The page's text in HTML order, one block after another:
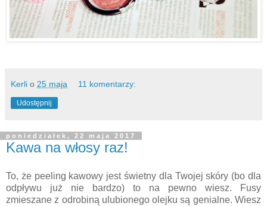
Kerli o 25 maja 11 komentarzy:
Udostępnij
poniedziałek, 22 maja 2017
Kawa na włosy raz!
To, że peeling kawowy jest świetny dla Twojej skóry (bo dla
odpływu już nie bardzo) to na pewno wiesz. Fusy
zmieszane z odrobiną ulubionego olejku są genialne. Wiesz